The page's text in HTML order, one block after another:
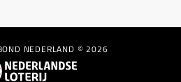
NEDERLAND © 2026